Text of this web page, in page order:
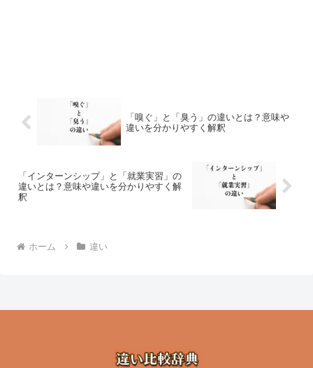
「嗅ぐ」と「臭う」の違いとは？意味や
違いを分かりやすく解釈
「インターンシップ」と「就業実習」の
違いとは？意味や違いを分かりやすく解
釈
ホーム 違い